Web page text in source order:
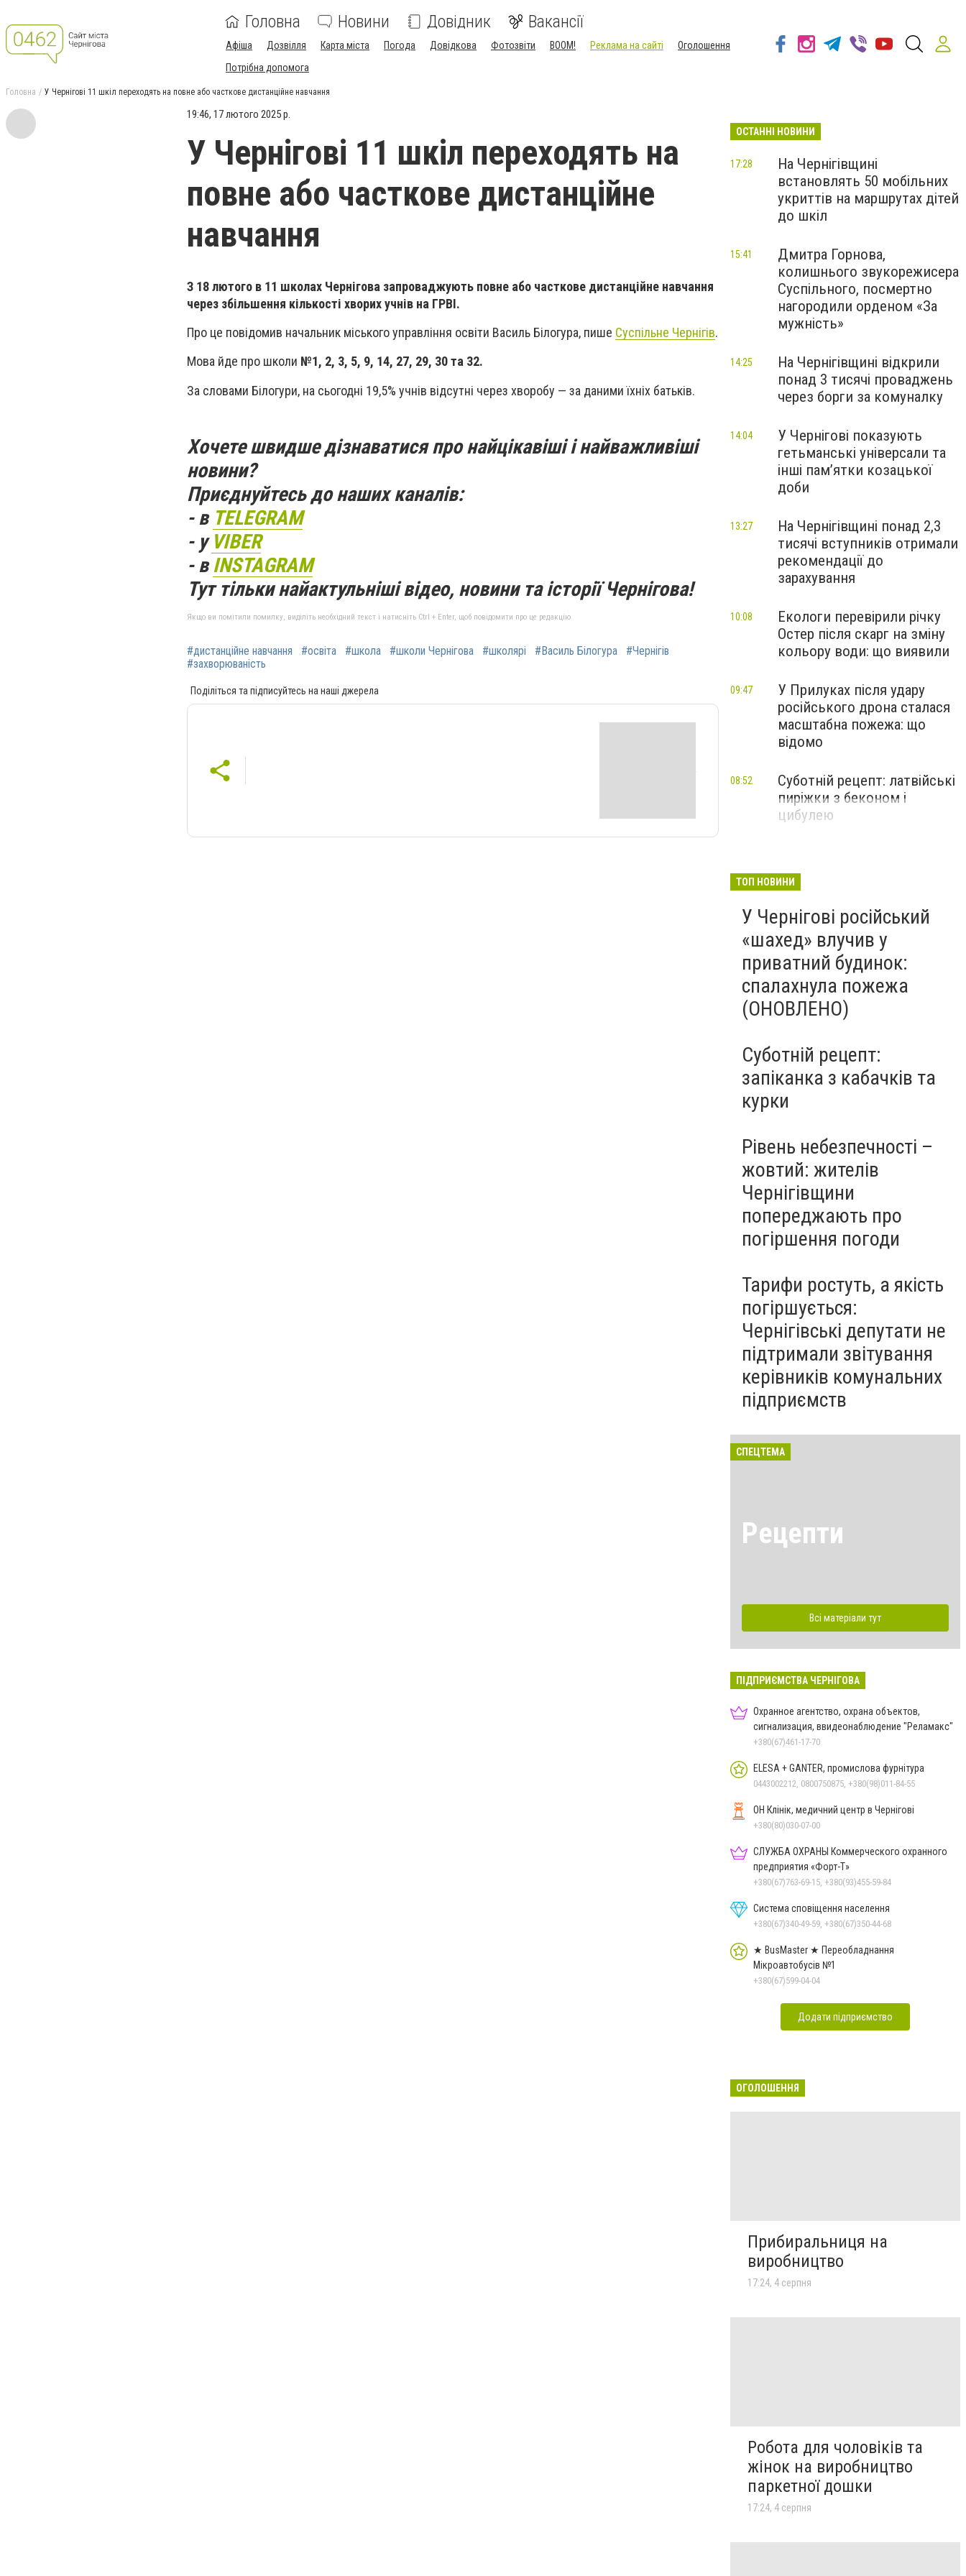
Головна Новини Довідник Вакансії
Афіша Дозвілля Карта міста Погода Довідкова Фотозвіти BOOM! Реклама на сайті
Оголошення
Потрібна допомога
Головна У Чернігові 11 шкіл переходять на повне або часткове дистанційне навчання
19:46, 17 лютого 2025 р.
У Чернігові 11 шкіл переходять на
повне або часткове дистанційне
навчання
З 18 лютого в 11 школах Чернігова запроваджують повне або часткове дистанційне навчання
через збільшення кількості хворих учнів на ГРВІ.
Про це повідомив начальник міського управління освіти Василь Білогура, пише Суспільне Чернігів.
Мова йде про школи №1, 2, 3, 5, 9, 14, 27, 29, 30 та 32.
За словами Білогури, на сьогодні 19,5% учнів відсутні через хворобу — за даними їхніх батьків.
Хочете швидше дізнаватися про найцікавіші і найважливіші
новини?
Приєднуйтесь до наших каналів:
- в TELEGRAM
- у VIBER
- вINSTAGRAM
Тут тільки найактульніші відео, новини та історії Чернігова!
Якщо ви помітили помилку, виділіть необхідний текст і натисніть Ctrl + Enter, щоб повідомити про це редакцію
#дистанційне навчання #освіта #школа #школи Чернігова #школярі #Василь Білогура
#Чернігів
#захворюваність
Поділіться та підписуйтесь на наші джерела
ОСТАННІ НОВИНИ
На Чернігівщині
встановлять 50 мобільних
укриттів на маршрутах дітей
до шкіл
17:28
Дмитра Горнова,
колишнього звукорежисера
Суспільного, посмертно
нагородили орденом «За
мужність»
15:41
На Чернігівщині відкрили
понад 3 тисячі проваджень
через борги за комуналку
14:25
У Чернігові показують
гетьманські універсали та
інші пам’ятки козацької
доби
14:04
На Чернігівщині понад 2,3
тисячі вступників отримали
рекомендації до
зарахування
13:27
Екологи перевірили річку
Остер після скарг на зміну
кольору води: що виявили
10:08
У Прилуках після удару
російського дрона сталася
масштабна пожежа: що
відомо
09:47
Суботній рецепт: латвійські
пиріжки з беконом і
цибулею
08:52
ТОП НОВИНИ
У Чернігові російський
«шахед» влучив у
приватний будинок:
спалахнула пожежа
(ОНОВЛЕНО)
Суботній рецепт:
запіканка з кабачків та
курки
Рівень небезпечності –
жовтий: жителів
Чернігівщини
попереджають про
погіршення погоди
Тарифи ростуть, а якість
погіршується:
Чернігівські депутати не
підтримали звітування
керівників комунальних
підприємств
СПЕЦТЕМА
Рецепти
Всі матеріали тут
ПІДПРИЄМСТВА ЧЕРНІГОВА
Охранное агентство, охрана объектов,
сигнализация, ввидеонаблюдение "Реламакс"
+380(67)461-17-70
ELESA + GANTER, промислова фурнітура
0443002212, 0800750875, +380(98)011-84-55
ОН Клінік, медичний центр в Чернігові
+380(80)030-07-00
СЛУЖБА ОХРАНЫ Коммерческого охранного
предприятия «Форт-Т»
+380(67)763-69-15, +380(93)455-59-84
Система сповіщення населення
+380(67)340-49-59, +380(67)350-44-68
★ BusMaster ★ Переобладнання
Мікроавтобусів №1
+380(67)599-04-04
Додати підприємство
ОГОЛОШЕННЯ
Прибиральниця на
виробництво
17:24, 4 серпня
Робота для чоловіків та
жінок на виробництво
паркетної дошки
17:24, 4 серпня